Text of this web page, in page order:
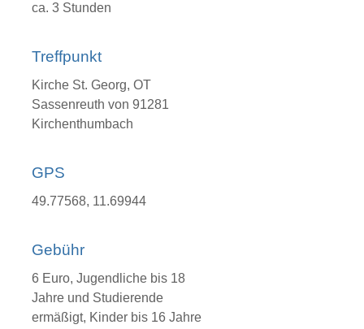
ca. 3 Stunden
Treffpunkt
Kirche St. Georg, OT
Sassenreuth von 91281
Kirchenthumbach
GPS
49.77568, 11.69944
Gebühr
6 Euro, Jugendliche bis 18
Jahre und Studierende
ermäßigt, Kinder bis 16 Jahre